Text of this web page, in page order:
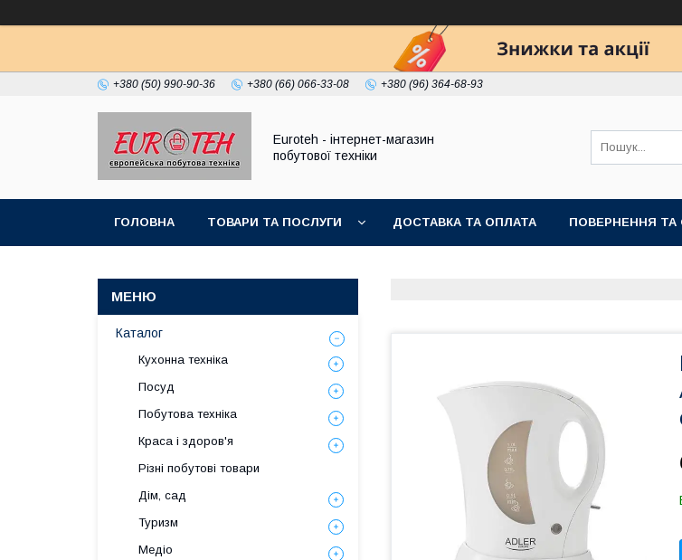
+380 (50) 990-90-36 +380 (66) 066-33-08 +380 (96) 364-68-93
Euroteh - інтернет-магазин
побутової техніки
ГОЛОВНА ТОВАРИ ТА ПОСЛУГИ ДОСТАВКА ТА ОПЛАТА ПОВЕРНЕННЯ ТА
Каталог
Кухонна техніка
Посуд
Побутова техніка
Краса і здоров'я
Різні побутові товари
Дім, сад
Туризм
Медіо